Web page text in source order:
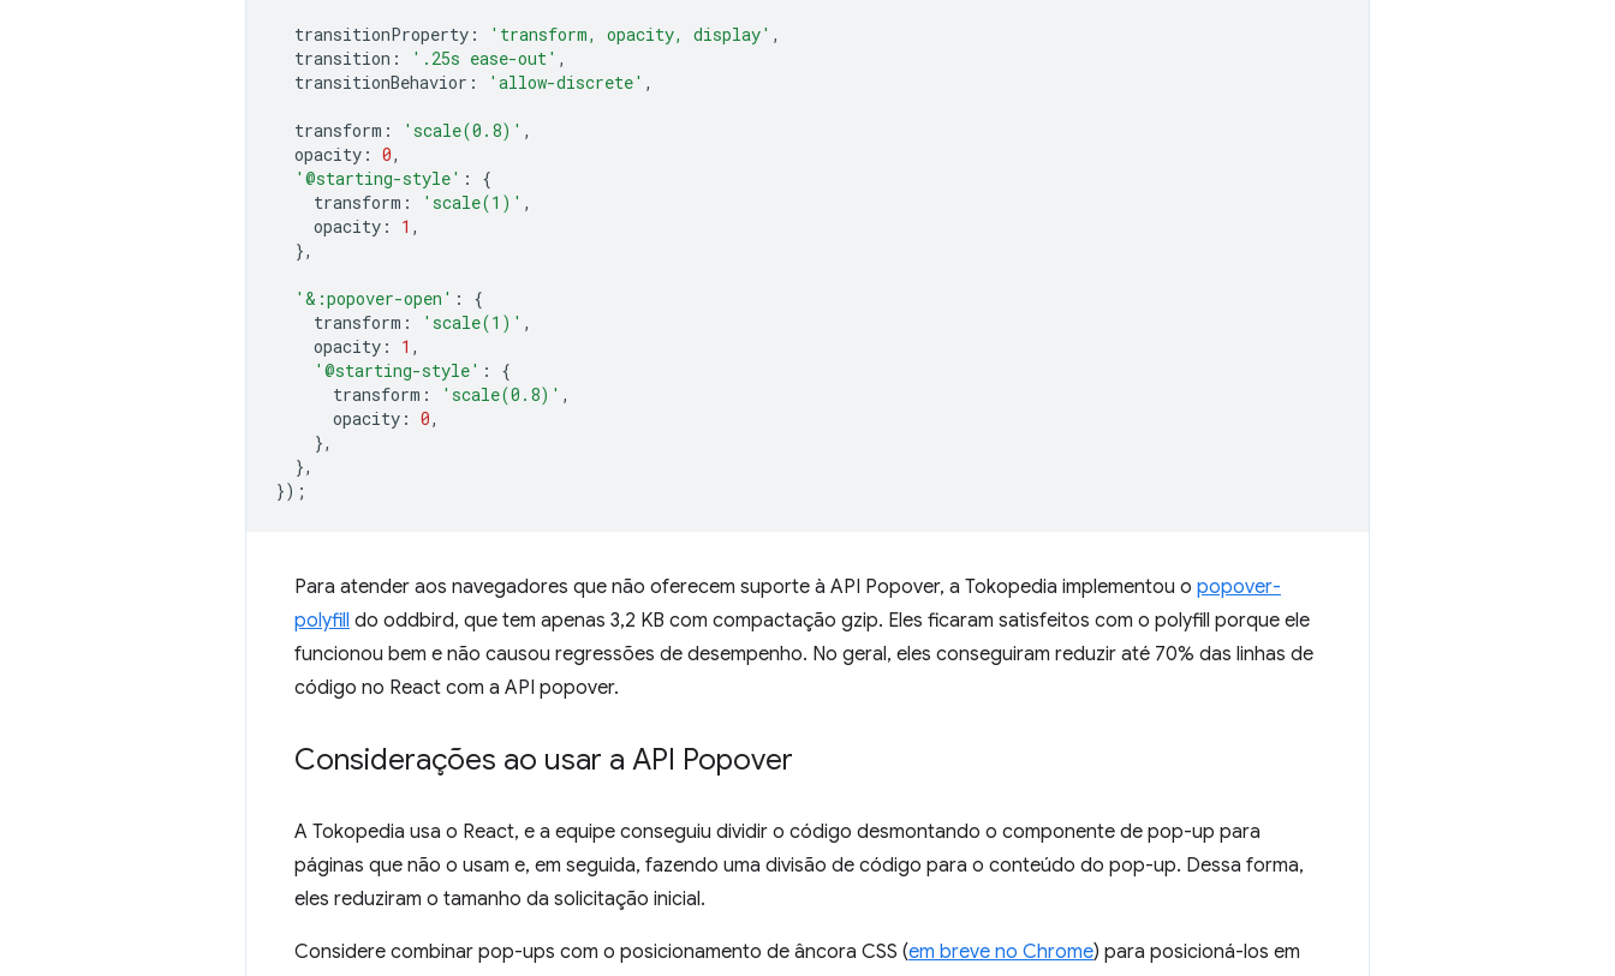
transitionProperty : 'transform, opacity, display' ,
transition : '.25s ease-out' ,
transitionBehavior : 'allow-discrete' ,
transform : 'scale(0.8)' ,
opacity : 0,
'@starting-style' :
{
transform : 'scale(1)' ,
opacity : 1 ,
},
'&:popover-open' :
{
transform : 'scale(1)' ,
opacity : 1 ,
'@starting-style' :
{
transform : 'scale(0.8)' ,
opacity : 0,
},
},
});
Para atender aos navegadores que não oferecem suporte à API Popover, a Tokopedia implementou o popover-
polyfill do oddbird, que tem apenas 3,2 KB com compactação gzip. Eles ficaram satisfeitos com o polyfill porque ele
funcionou bem e não causou regressões de desempenho. No geral, eles conseguiram reduzir até 70% das linhas de
código no React com a API popover.
Considerações ao usar a API Popover
A Tokopedia usa o React, e a equipe conseguiu dividir o código desmontando o componente de pop-up para
páginas que não o usam e, em seguida, fazendo uma divisão de código para o conteúdo do pop-up. Dessa forma,
eles reduziram o tamanho da solicitação inicial.
Considere combinar pop-ups com o posicionamento de âncora CSS (em breve no Chrome) para posicioná-los em